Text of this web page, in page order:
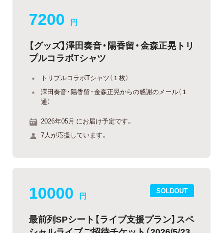
7200 円
【グッズ】澤田奏音・陽香留・金森正晃トリ
プルコラボTシャツ
トリプルコラボTシャツ（１枚）
澤田奏音・陽香留・金森正晃からの感謝のメール（１
通）
2026年05月 にお届け予定です。
7人が応援しています。
SOLDOUT
10000 円
最前列SPシート【ライブ支援プラン】スペ